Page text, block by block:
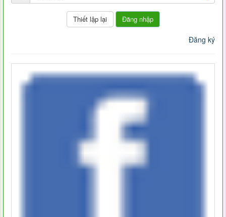
Đăng nhập
Đăng ký